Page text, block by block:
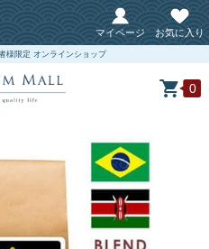
マイページ お気に入り
様限定 オンラインショップ
0